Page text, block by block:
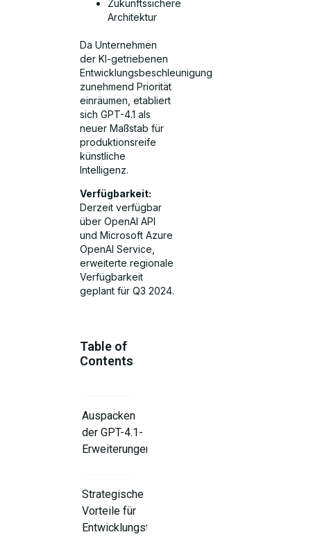
Zukunftssichere
Architektur
Da Unternehmen
der KI-getriebenen
Entwicklungsbeschleunigung
zunehmend Priorität
einräumen, etabliert
sich GPT-4.1 als
neuer Maßstab für
produktionsreife
künstliche
Intelligenz.
Verfügbarkeit:
Derzeit verfügbar
über OpenAI API
und Microsoft Azure
OpenAI Service,
erweiterte regionale
Verfügbarkeit
geplant für Q3 2024.
Table of
Contents
Auspacken
der GPT-4.1-
Erweiterungen
Strategische
Vorteile für
Entwicklungsteams